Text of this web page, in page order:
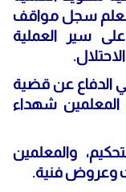
المعلم سجل مواقف
سير العملية
الدفاع عن قضية
المعلمين شهداء
والمعلمين
وعروض فنية.